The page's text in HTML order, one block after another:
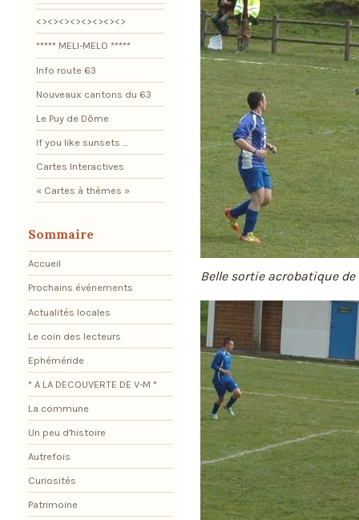
Belle sortie acrobatique de
<><><><><><><><>
***** MELI-MELO *****
Info route 63
Nouveaux cantons du 63
Le Puy de Dôme
If you like sunsets ...
Cartes Interactives
« Cartes à thèmes »
Sommaire
Accueil
Prochains événements
Actualités locales
Le coin des lecteurs
Ephéméride
* A LA DECOUVERTE DE V-M *
La commune
Un peu d'histoire
Autrefois
Curiosités
Patrimoine